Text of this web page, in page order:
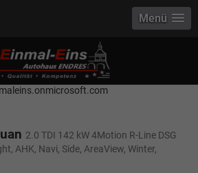
Points to address or value:
Host
Points to address or value: selector2-aee-
Menü
2.0 TDI 142 kW 4Motion R-Line DSG
AHK, Navi, Side, AreaView, Winter,